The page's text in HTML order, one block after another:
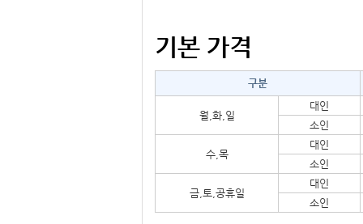
기본 가격
구분
월, 화, 일
대인
소인
수, 목
대인
소인
금, 토, 공휴일
대인
소인